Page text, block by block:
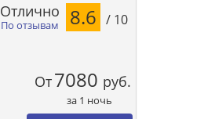
По отзывам
Отлично 8.6 / 10
От7080 руб.
за 1 ночь